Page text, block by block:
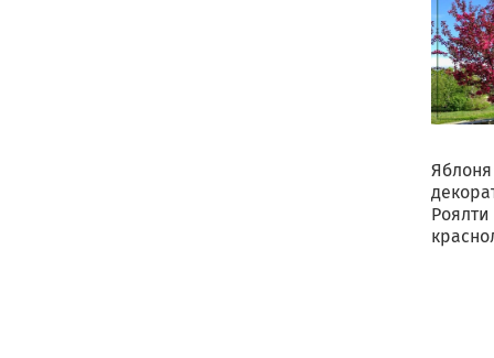
Яблоня
Роялти